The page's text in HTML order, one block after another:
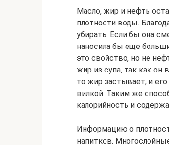
Масло, жир и нефть
плотности воды.
убирать. Если бы она
наносила бы еще
это свойство, но не
жир из супа, так как он
то жир застывает, и
вилкой. Таким же
калорийность и
Информацию о
напитков.